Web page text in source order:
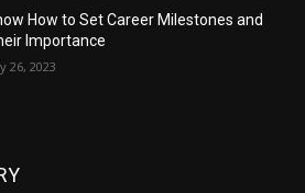
How to Set Career Milestones and
Importance
26, 2023